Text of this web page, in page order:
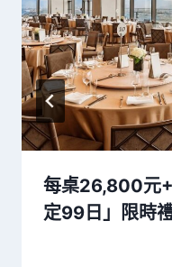
每桌26,800元
定99日」限時